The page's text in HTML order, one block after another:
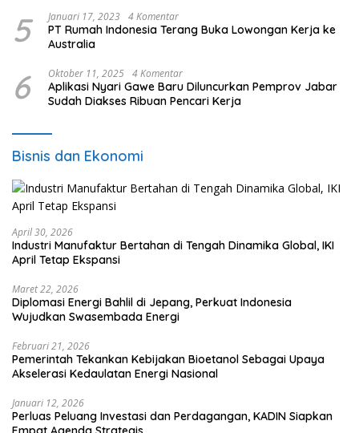
5 Januari 17, 2023 4 Komentar
PT Rumah Indonesia Terang Buka Lowongan Kerja ke
Australia
6 Oktober 11, 2025 4 Komentar
Aplikasi Nyari Gawe Baru Diluncurkan Pemprov Jabar
Sudah Diakses Ribuan Pencari Kerja
Bisnis dan Ekonomi
April 30, 2026
Industri Manufaktur Bertahan di Tengah Dinamika Global, IKI
April Tetap Ekspansi
Maret 22, 2026
Diplomasi Energi Bahlil di Jepang, Perkuat Indonesia
Wujudkan Swasembada Energi
Februari 21, 2026
Pemerintah Tekankan Kebijakan Bioetanol Sebagai Upaya
Akselerasi Kedaulatan Energi Nasional
Januari 12, 2026
Perluas Peluang Investasi dan Perdagangan, KADIN Siapkan